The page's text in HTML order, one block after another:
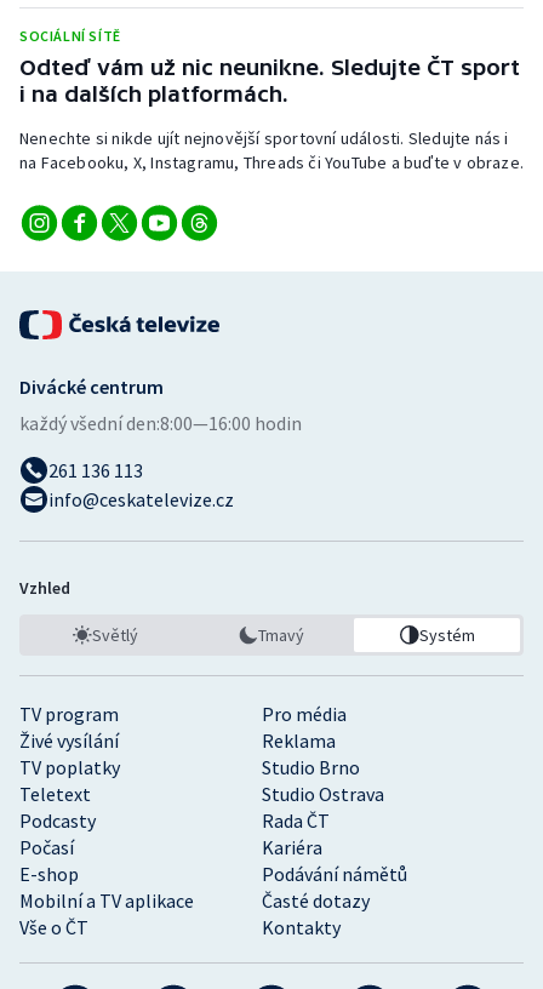
Veslování
Vodní slalom
Volejbal
Ostatní
SOCIÁLNÍ SÍTĚ
Odteď vám už nic neunikne. Sledujte ČT sport
i na dalších platformách.
Nenechte si nikde ujít nejnovější sportovní události. Sledujte nás i
na Facebooku, X, Instagramu, Threads či YouTube a buďte v obraze.
TV program
Pro média
Živé vysílání
Reklama
TV poplatky
Studio Brno
Teletext
Studio Ostrava
Podcasty
Rada ČT
Počasí
Kariéra
E-shop
Podávání námětů
Mobilní a TV aplikace
Časté dotazy
Vše o ČT
Kontakty
Divácké centrum
každý všední den:8:00—16:00 hodin
261 136 113
info@ceskatelevize.cz
Vzhled
Světlý Tmavý Systém